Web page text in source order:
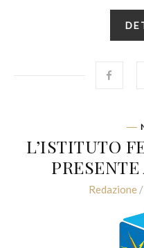
L’ISTITUTO
Redazione